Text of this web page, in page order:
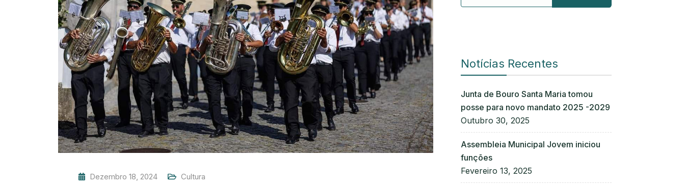
Dezembro 18, 2024 Cultura
Notícias Recentes
Junta de Bouro Santa Maria tomou
posse para novo mandato 2025 -2029
Outubro 30, 2025
Assembleia Municipal Jovem iniciou
funções
Fevereiro 13, 2025